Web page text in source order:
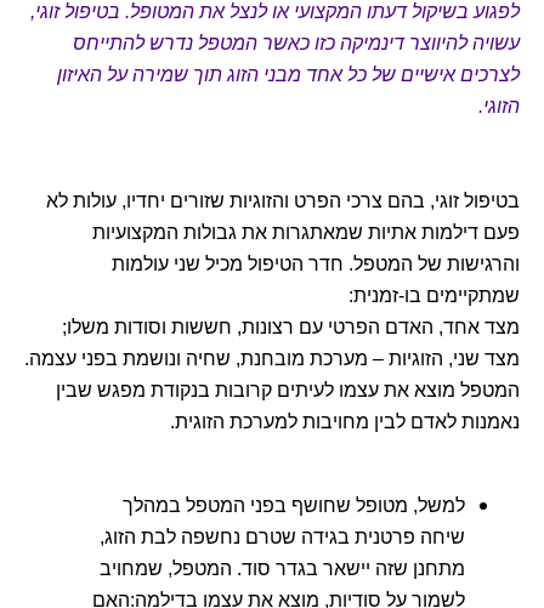
לפגוע בשיקול דעתו המקצועי או לנצל את המטופל. בטיפול זוגי,
עשויה להיווצר דינמיקה כזו כאשר המטפל נדרש להתייחס
לצרכים אישיים של כל אחד מבני הזוג תוך שמירה על האיזון
הזוגי.
בטיפול זוגי, בהם צרכי הפרט והזוגיות שזורים יחדיו, עולות לא
פעם דילמות אתיות שמאתגרות את גבולות המקצועיות
והרגישות של המטפל. חדר הטיפול מכיל שני עולמות
שמתקיימים בו-זמנית:
מצד אחד, האדם הפרטי עם רצונות, חששות וסודות משלו;
מצד שני, הזוגיות – מערכת מובחנת, שחיה ונושמת בפני עצמה.
המטפל מוצא את עצמו לעיתים קרובות בנקודת מפגש שבין
נאמנות לאדם לבין מחויבות למערכת הזוגית.
למשל, מטופל שחושף בפני המטפל במהלך
שיחה פרטנית בגידה שטרם נחשפה לבת הזוג,
מתחנן שזה יישאר בגדר סוד. המטפל, שמחויב
לשמור על סודיות, מוצא את עצמו בדילמה:האם